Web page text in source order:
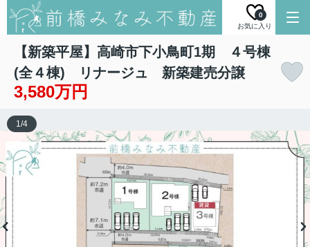
お気に入り
0
【新築平屋】高崎市下小鳥町1期 ４号棟
(全４棟) リナージュ 新築建売分譲
3,580万円
1/4